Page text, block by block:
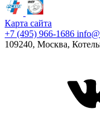
Карта сайта
+7 (495) 966-1686
109240, Москва,